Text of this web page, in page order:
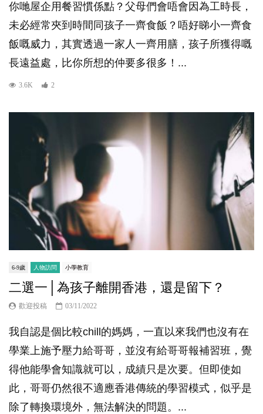
你哋屋企用餐習慣係點？父母們會唔會因為工時長，
未必經常夾到時間同孩子一齊食飯？唔好睇小一齊食
飯嘅威力，其實透過一家人一齊用膳，孩子所獲得嘅
長遠益處，比你所想的仲要多很多！...
3.6K 2
6-9歲 人物訪問 小學教育
二選一│為孩子離開香港，還是留下？
歡迎投稿 03/11/2022
我自認是個比較chill的媽媽，一直以來我們也沒有在
學業上施予壓力給哥哥，並沒有給哥哥報補習班，覺
得他能學會知識就可以，成績只是次要。但即使如
此，哥哥仍然很不適應香港傳統的學習模式，似乎是
除了轉換環境外，無法解決的問題。...